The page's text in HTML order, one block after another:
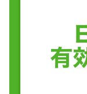
加盟店のお客様